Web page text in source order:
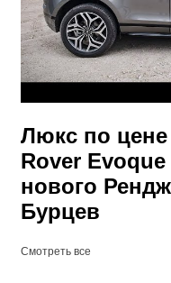
Люкс по цене
Rover Evoque
нового
Бурцев
Смотреть все